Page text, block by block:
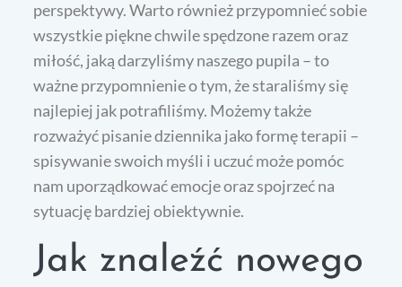
perspektywy. Warto również przypomnieć sobie
wszystkie piękne chwile spędzone razem oraz
miłość, jaką darzyliśmy naszego pupila – to
ważne przypomnienie o tym, że staraliśmy się
najlepiej jak potrafiliśmy. Możemy także
rozważyć pisanie dziennika jako formę terapii –
spisywanie swoich myśli i uczuć może pomóc
nam uporządkować emocje oraz spojrzeć na
sytuację bardziej obiektywnie.
Jak znaleźć nowego